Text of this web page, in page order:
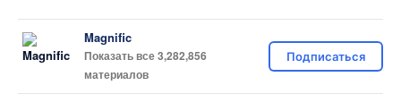
Magnific
Показать все 3,282,856
материалов
Подписаться